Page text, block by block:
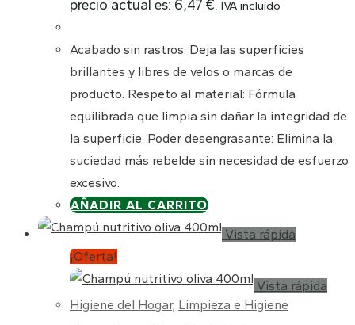
precio actual es: 6,47 €. IVA incluído
Acabado sin rastros: Deja las superficies
brillantes y libres de velos o marcas de
producto. Respeto al material: Fórmula
equilibrada que limpia sin dañar la integridad de
la superficie. Poder desengrasante: Elimina la
suciedad más rebelde sin necesidad de esfuerzo
excesivo.
AÑADIR AL CARRITO
Vista rápida
¡Oferta!
Vista rápida
Higiene del Hogar, Limpieza e Higiene